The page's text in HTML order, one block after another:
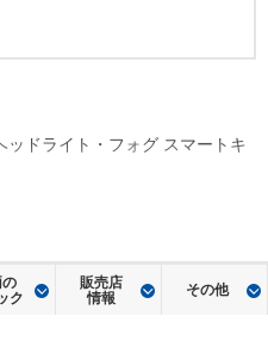
ドライト・フォグ スマートキ
ク
販売店
情報 その他